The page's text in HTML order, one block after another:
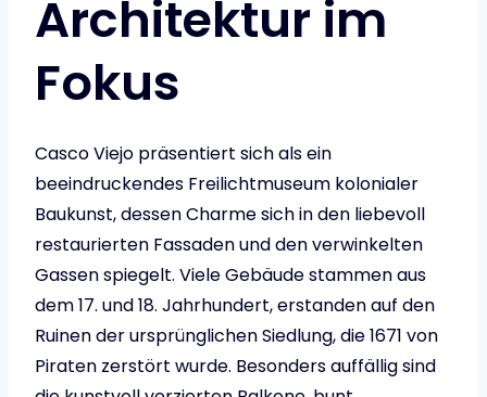
Architektur im
Fokus
Casco Viejo präsentiert sich als ein
beeindruckendes Freilichtmuseum kolonialer
Baukunst, dessen Charme sich in den liebevoll
restaurierten Fassaden und den verwinkelten
Gassen spiegelt. Viele Gebäude stammen aus
dem 17. und 18. Jahrhundert, erstanden auf den
Ruinen der ursprünglichen Siedlung, die 1671 von
Piraten zerstört wurde. Besonders auffällig sind